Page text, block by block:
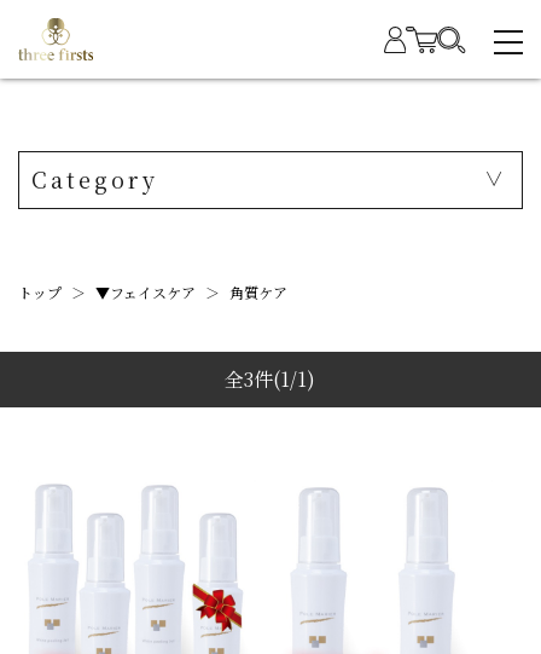
Category
トップ ＞ ▼フェイスケア ＞ 角質ケア
全3件(1/1)